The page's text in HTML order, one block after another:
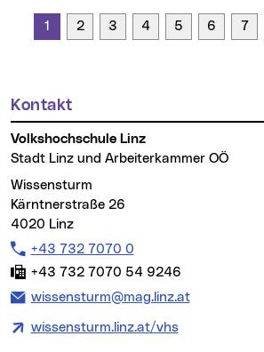
1 2 3 4 5 6 7
Weitere Informationen
Kontakt
Volkshochschule Linz
Stadt Linz und Arbeiterkammer OÖ
Wissensturm
Kärntnerstraße 26
4020 Linz
Telefon:
+43 732 7070 0
Fax:
+43 732 7070 54 9246
E-Mail Adresse:
wissensturm@mag.linz.at
wissensturm.linz.at/vhs